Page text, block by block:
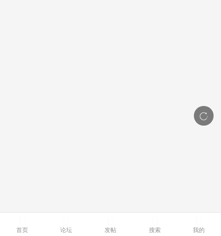
首页 论坛 发帖 搜索 我的